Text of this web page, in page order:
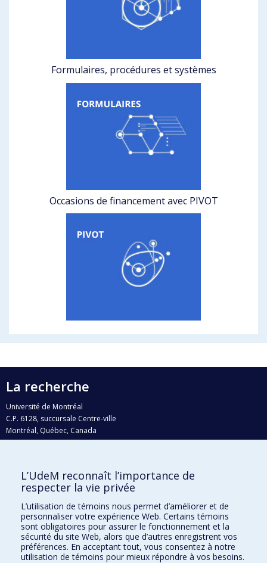
Formulaires, procédures et systèmes
Occasions de financement avec PIVOT
La recherche
Université de Montréal
C.P. 6128, succursale Centre-ville
Montréal, Québec, Canada
H3C 3J7
Qui fait quoi?
Nous trouver
Plan du site
Accessibilité
L’UdeM reconnaît l’importance de
respecter la vie privée
L’utilisation de témoins nous permet d’améliorer et de
personnaliser votre expérience Web. Certains témoins
sont obligatoires pour assurer le fonctionnement et la
sécurité du site Web, alors que d’autres enregistrent vos
préférences. En acceptant tout, vous consentez à notre
utilisation de témoins pour mieux répondre à vos besoins.